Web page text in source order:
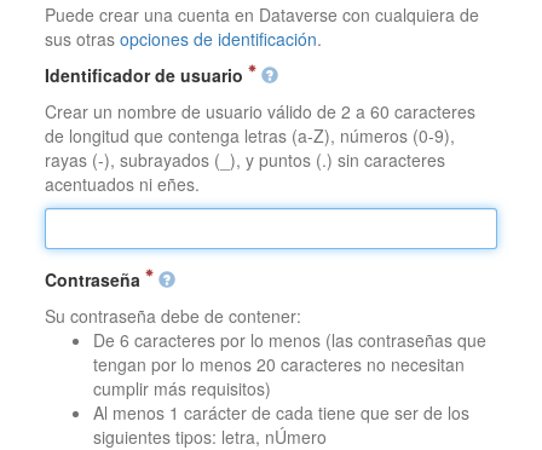
Puede crear una cuenta en Dataverse con cualquiera de
sus otrasopciones de identificación.
Identificador de usuario
Crear un nombre de usuario válido de 2 a 60 caracteres
de longitud que contenga letras (a-Z), números (0-9),
rayas (-), subrayados (_), y puntos (.) sin caracteres
acentuados ni eñes.
Contraseña
Su contraseña debe de contener:
De 6 caracteres por lo menos (las contraseñas que
tengan por lo menos 20 caracteres no necesitan
cumplir más requisitos)
Al menos 1 carácter de cada tiene que ser de los
siguientes tipos: letra, nÚmero